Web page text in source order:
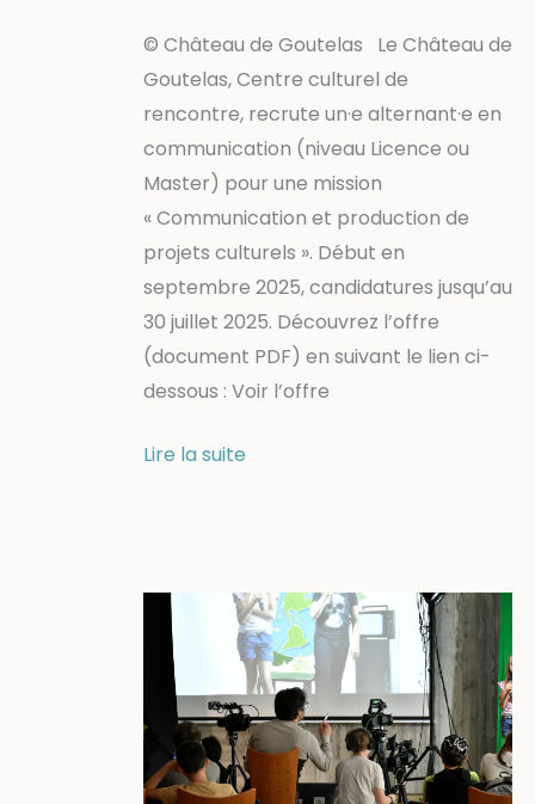
© Château de Goutelas Le Château de
Goutelas, Centre culturel de
rencontre, recrute un·e alternant·e en
communication (niveau Licence ou
Master) pour une mission
« Communication et production de
projets culturels ». Début en
septembre 2025, candidatures jusqu’au
30 juillet 2025. Découvrez l’offre
(document PDF) en suivant le lien ci-
dessous : Voir l’offre
Offre
et
production
projets
culturels
Lire la suite